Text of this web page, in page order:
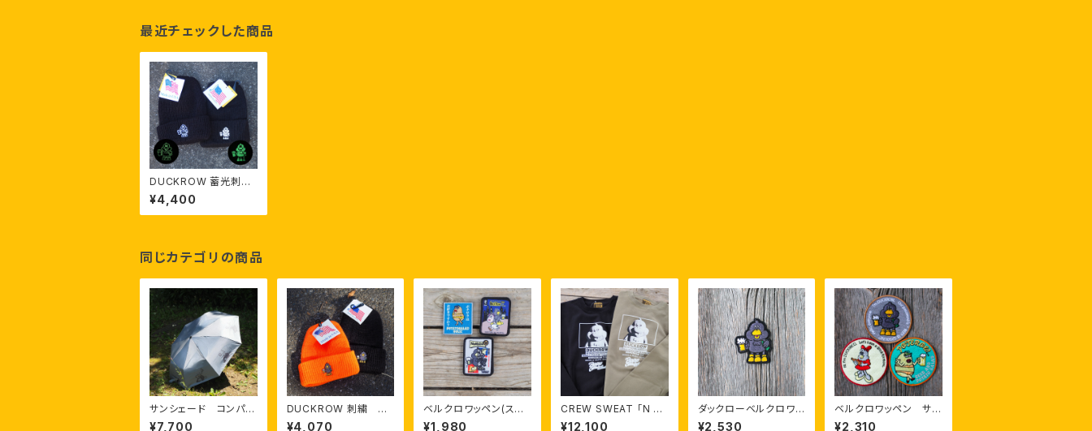
最近チェックした商品
DUCKROW 蓄光刺繍
ニットキャップ
¥4,400
同じカテゴリの商品
サンシェード コンパク
トパラソル(晴雨兼用)
¥7,700
DUCKROW 刺繍 ニ
ットキャップ
¥4,070
ベルクロワッペン(スク
エア)
¥1,980
CREW SWEAT 「N O
M U Z I K A N」
¥12,100
ダックローベルクロワッ
ペン
¥2,530
ベルクロワッペン サ
ークル
¥2,310